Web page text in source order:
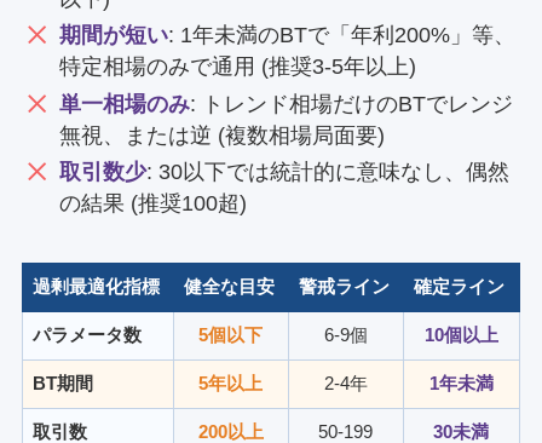
期間が短い: 1年未満のBTで「年利200%」等、
特定相場のみで通用 (推奨3-5年以上)
単一相場のみ: トレンド相場だけのBTでレンジ
無視、または逆 (複数相場局面要)
取引数少: 30以下では統計的に意味なし、偶然
の結果 (推奨100超)
過剰最適化指標 健全な目安 警戒ライン 確定ライン
パラメータ数 5個以下 6-9個 10個以上
BT期間 5年以上 2-4年 1年未満
取引数 200以上 50-199 30未満